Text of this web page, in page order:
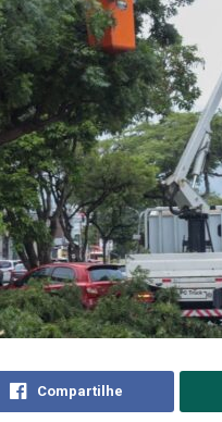
Compartilhe